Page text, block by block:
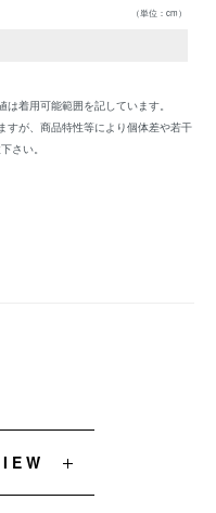
（単位：cm）
着用可能範囲を記しています。
すが、商品特性等により個体差や若干
さい。